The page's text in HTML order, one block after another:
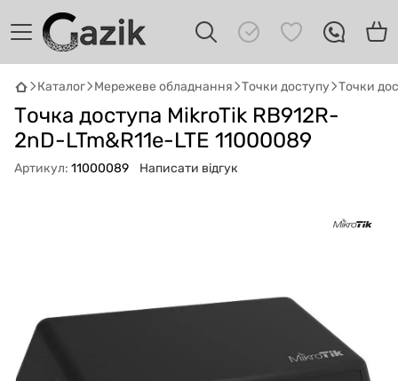
Каталог Мережеве обладнання Точки доступу Точки
Точка доступа MikroTik RB912R-
2nD-LTm&R11e-LTE 11000089
Артикул: 11000089 Написати відгук
GAZIK AI
Онлайн · пошук техніки
Привіт! 👋 Я Gazik AI — допоможу